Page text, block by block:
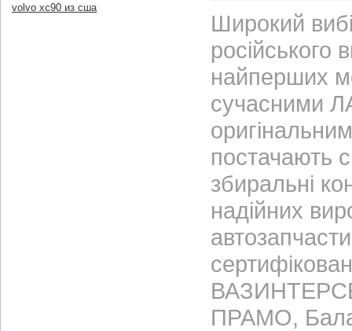
volvo xc90 из сша
Широкий
найперших
сучасними
постачають
збиральні
надійних
ПРАМО,